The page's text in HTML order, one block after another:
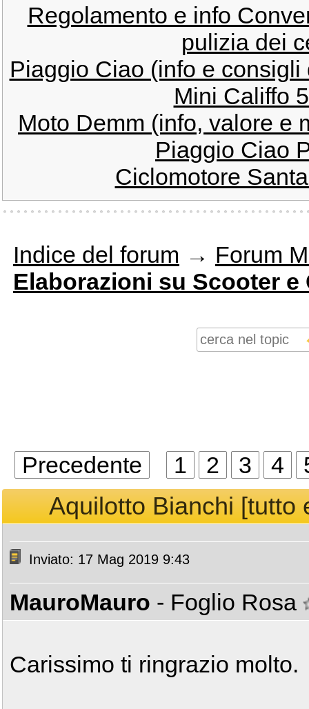
Regolamento e info
pulizia dei
Piaggio Ciao (info e consigli
Mini Califfo
Moto Demm (info, valore e
Piaggio Ciao
Ciclomotore
Indice del forum → Forum
Elaborazioni su Scooter
Precedente 1 2 3 4
Aquilotto Bianchi [tutto
Inviato: 17 Mag 2019 9:43
MauroMauro - Foglio Rosa
Carissimo ti ringrazio molto.